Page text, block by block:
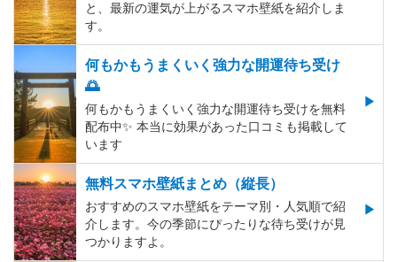
と、最新の運気が上がるスマホ壁紙を紹介しま
す。
何もかもうまくいく強力な開運待ち受け
🌅
何もかもうまくいく強力な開運待ち受けを無料
配布中✨️ 本当に効果があった口コミも掲載して
います
無料スマホ壁紙まとめ（縦長）
おすすめのスマホ壁紙をテーマ別・人気順で紹
介します。今の季節にぴったりな待ち受けが見
つかりますよ。